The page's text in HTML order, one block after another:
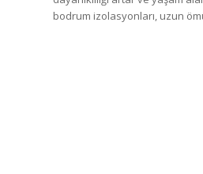
bodrum izolasyonları, uzun